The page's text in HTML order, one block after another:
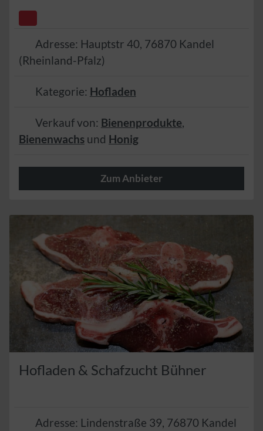
Adresse: Hauptstr 40 76870 Kandel
(Rheinland-Pfalz)
Kategorie: Hofladen
Verkauf von: Bienenprodukte,
Bienenwachs und Honig
Zum Anbieter
Hofladen & Schafzucht Bühner
Adresse: Lindenstraße 39, 76870 Kandel